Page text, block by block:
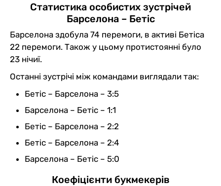
Статистика особистих зустрічей
Барселона – Бетіс
Барселона здобула 74 перемоги, в активі Бетіса
22 перемоги. Також у цьому протистоянні було
23 нічиї.
Останні зустрічі між командами виглядали так:
Бетіс – Барселона – 3:5
Барселона – Бетіс – 1:1
Бетіс – Барселона – 2:2
Бетіс – Барселона – 2:4
Барселона – Бетіс – 5:0
Коефіцієнти букмекерів